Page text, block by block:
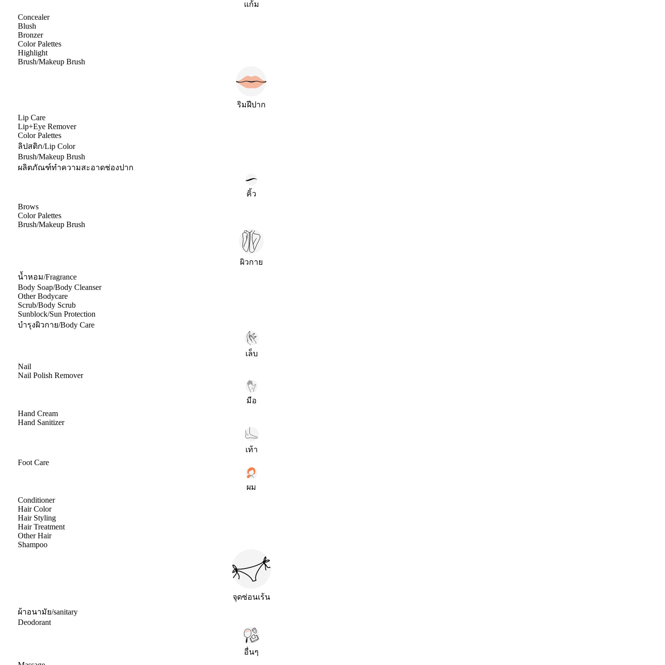
แก้ม
Concealer
Blush
Bronzer
Color Palettes
Highlight
Brush/Makeup Brush
ริมฝีปาก
Lip Care
Lip+Eye Remover
Color Palettes
ลิปสติก/Lip Color
Brush/Makeup Brush
ผลิตภัณฑ์ทำความสะอาดช่องปาก
คิ้ว
Brows
Color Palettes
Brush/Makeup Brush
ผิวกาย
น้ำหอม/Fragrance
Body Soap/Body Cleanser
Other Bodycare
Scrub/Body Scrub
Sunblock/Sun Protection
บำรุงผิวกาย/Body Care
เล็บ
Nail
Nail Polish Remover
มือ
Hand Cream
Hand Sanitizer
เท้า
Foot Care
ผม
Conditioner
Hair Color
Hair Styling
Hair Treatment
Other Hair
Shampoo
จุดซ่อนเร้น
ผ้าอนามัย/sanitary
Deodorant
อื่นๆ